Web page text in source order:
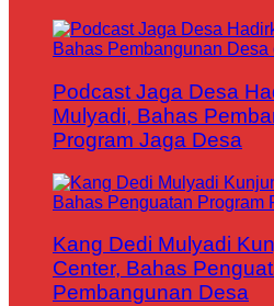
Podcast Jaga Desa
Mulyadi, Bahas
Program Jaga Desa
Kang Dedi Mulyadi
Center, Bahas
Pembangunan Desa